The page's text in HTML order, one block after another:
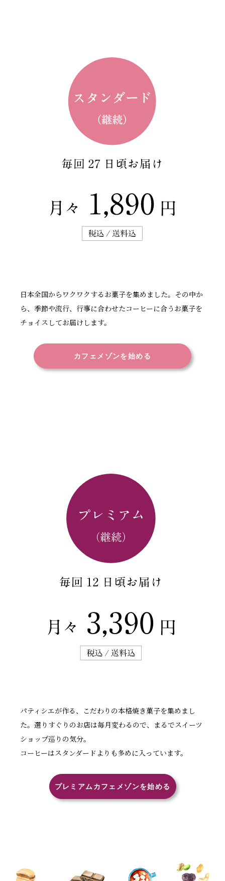
日本全国からワクワクするお菓子を集めました。その中か
ら、季節や流行、行事に合わせたコーヒーに合うお菓子を
チョイスしてお届けします。
カフェメゾンを始める
パティシエが作る、こだわりの本格焼き菓子を集めまし
た。選りすぐりのお店は毎月変わるので、まるでスイーツ
ショップ巡りの気分。
コーヒーはスタンダードよりも多めに入っています。
プレミアムカフェメゾンを始める